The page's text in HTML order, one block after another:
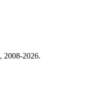
, 2008-2026.